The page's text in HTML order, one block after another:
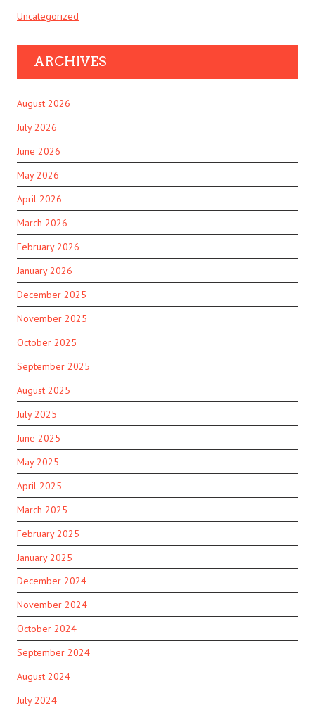
Uncategorized
ARCHIVES
August 2026
July 2026
June 2026
May 2026
April 2026
March 2026
February 2026
January 2026
December 2025
November 2025
October 2025
September 2025
August 2025
July 2025
June 2025
May 2025
April 2025
March 2025
February 2025
January 2025
December 2024
November 2024
October 2024
September 2024
August 2024
July 2024